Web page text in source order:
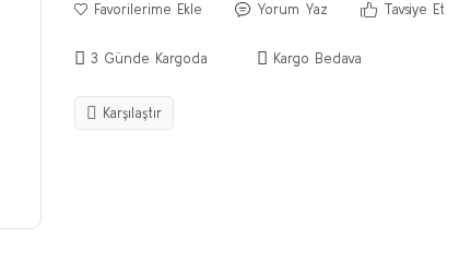
Yorum Yaz Tavsiye Et
3 Günde Kargoda Kargo Bedava
Karşılaştır